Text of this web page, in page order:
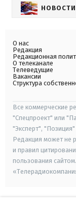
О нас
Редакция
Редакционная
О телеканале
Телеведущие
Вакансии
Структура
Все коммерческие
"Спецпроект" или
"Эксперт",
Редакция может не
и правил
пользования